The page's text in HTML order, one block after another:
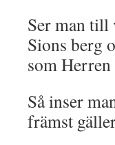
Ser man till
Sions berg
som
Så inser
främst